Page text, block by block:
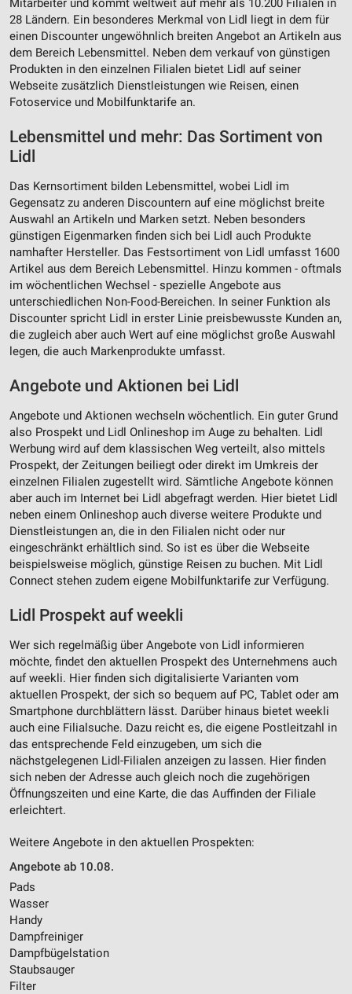
Mitarbeiter und kommt weltweit auf mehr als 10.200 Filialen in
28 Ländern. Ein besonderes Merkmal von Lidl liegt in dem für
einen Discounter ungewöhnlich breiten Angebot an Artikeln aus
dem Bereich Lebensmittel. Neben dem verkauf von günstigen
Produkten in den einzelnen Filialen bietet Lidl auf seiner
Webseite zusätzlich Dienstleistungen wie Reisen, einen
Fotoservice und Mobilfunktarife an.
Lebensmittel und mehr: Das Sortiment von
Lidl
Das Kernsortiment bilden Lebensmittel, wobei Lidl im
Gegensatz zu anderen Discountern auf eine möglichst breite
Auswahl an Artikeln und Marken setzt. Neben besonders
günstigen Eigenmarken finden sich bei Lidl auch Produkte
namhafter Hersteller. Das Festsortiment von Lidl umfasst 1600
Artikel aus dem Bereich Lebensmittel. Hinzu kommen - oftmals
im wöchentlichen Wechsel - spezielle Angebote aus
unterschiedlichen Non-Food-Bereichen. In seiner Funktion als
Discounter spricht Lidl in erster Linie preisbewusste Kunden an,
die zugleich aber auch Wert auf eine möglichst große Auswahl
legen, die auch Markenprodukte umfasst.
Angebote und Aktionen bei Lidl
Angebote und Aktionen wechseln wöchentlich. Ein guter Grund
also Prospekt und Lidl Onlineshop im Auge zu behalten. Lidl
Werbung wird auf dem klassischen Weg verteilt, also mittels
Prospekt, der Zeitungen beiliegt oder direkt im Umkreis der
einzelnen Filialen zugestellt wird. Sämtliche Angebote können
aber auch im Internet bei Lidl abgefragt werden. Hier bietet Lidl
neben einem Onlineshop auch diverse weitere Produkte und
Dienstleistungen an, die in den Filialen nicht oder nur
eingeschränkt erhältlich sind. So ist es über die Webseite
beispielsweise möglich, günstige Reisen zu buchen. Mit Lidl
Connect stehen zudem eigene Mobilfunktarife zur Verfügung.
Lidl Prospekt auf weekli
Wer sich regelmäßig über Angebote von Lidl informieren
möchte, findet den aktuellen Prospekt des Unternehmens auch
auf weekli. Hier finden sich digitalisierte Varianten vom
aktuellen Prospekt, der sich so bequem auf PC, Tablet oder am
Smartphone durchblättern lässt. Darüber hinaus bietet weekli
auch eine Filialsuche. Dazu reicht es, die eigene Postleitzahl in
das entsprechende Feld einzugeben, um sich die
nächstgelegenen Lidl-Filialen anzeigen zu lassen. Hier finden
sich neben der Adresse auch gleich noch die zugehörigen
Öffnungszeiten und eine Karte, die das Auffinden der Filiale
erleichtert.
Weitere Angebote in den aktuellen Prospekten:
Angebote ab 10.08.
Pads
Wasser
Handy
Dampfreiniger
Dampfbügelstation
Staubsauger
Filter